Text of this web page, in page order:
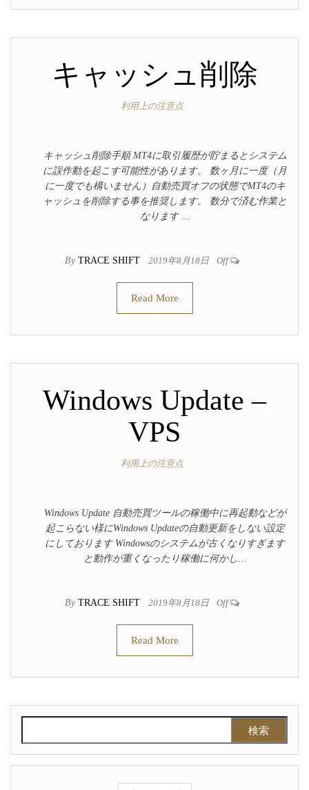
キャッシュ削除
利用上の注意点
キャッシュ削除手順 MT4に取引履歴が貯まるとシステム
に誤作動を起こす可能性があります。 数ヶ月に一度（月
に一度でも構いません）自動売買オフの状態でMT4のキ
ャッシュを削除する事を推奨します。 数分で済む作業と
なります …
By TRACE SHIFT 2019年8月18日 Off
Read More
Windows Update –
VPS
利用上の注意点
Windows Update 自動売買ツールの稼働中に再起動などが
起こらない様にWindows Updateの自動更新をしない設定
にしております Windowsのシステムが古くなりすぎます
と動作が重くなったり稼働に何かし…
By TRACE SHIFT 2019年8月18日 Off
Read More